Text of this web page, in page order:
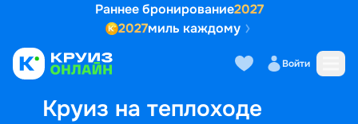
Раннее бронирование2027
2027миль каждому
Войти
Круиз на теплоходе
Выбор кают Маршрут и